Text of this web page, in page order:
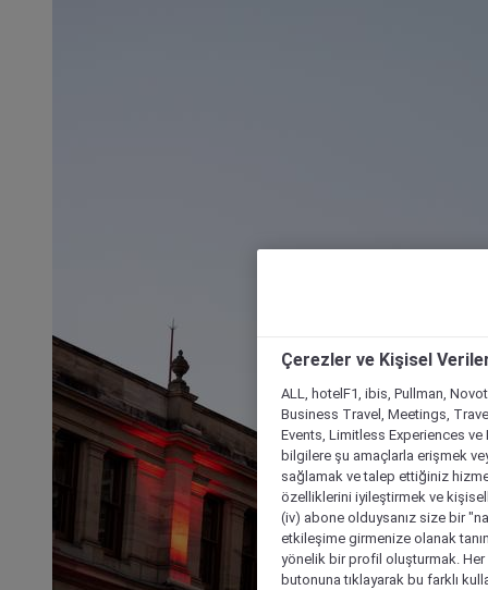
Çerezler ve Kişisel
ALL, hotelF1, ibis, Pullman,
Business Travel, Meetings,
Events, Limitless Experiences
bilgilere şu amaçlarla erişmek
sağlamak ve talep ettiğiniz
özelliklerini iyileştirmek ve
(iv) abone olduysanız size bir
etkileşime girmenize olanak
yönelik bir profil oluşturmak.
butonuna tıklayarak bu farklı